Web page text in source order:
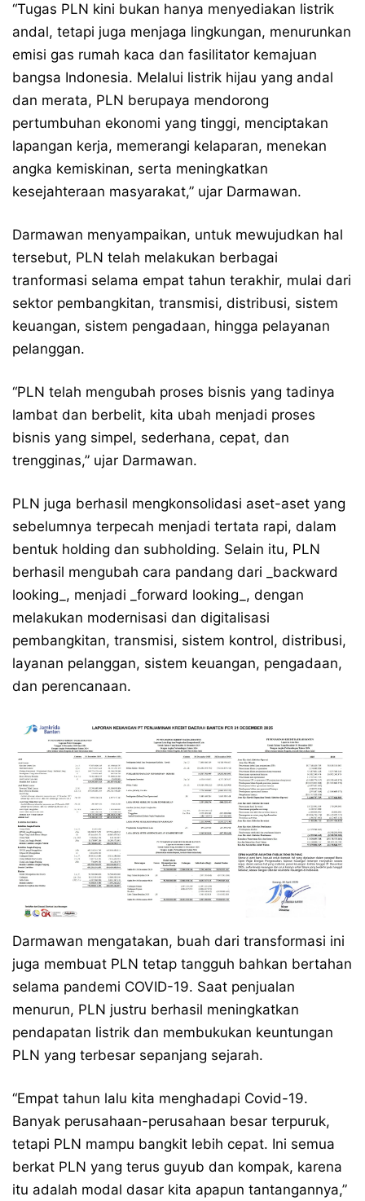
“Tugas PLN kini bukan hanya menyediakan listrik
andal, tetapi juga menjaga lingkungan, menurunkan
emisi gas rumah kaca dan fasilitator kemajuan
bangsa Indonesia. Melalui listrik hijau yang andal
dan merata, PLN berupaya mendorong
pertumbuhan ekonomi yang tinggi, menciptakan
lapangan kerja, memerangi kelaparan, menekan
angka kemiskinan, serta meningkatkan
kesejahteraan masyarakat,” ujar Darmawan.
Darmawan menyampaikan, untuk mewujudkan hal
tersebut, PLN telah melakukan berbagai
tranformasi selama empat tahun terakhir, mulai dari
sektor pembangkitan, transmisi, distribusi, sistem
keuangan, sistem pengadaan, hingga pelayanan
pelanggan.
“PLN telah mengubah proses bisnis yang tadinya
lambat dan berbelit, kita ubah menjadi proses
bisnis yang simpel, sederhana, cepat, dan
trengginas,” ujar Darmawan.
PLN juga berhasil mengkonsolidasi aset-aset yang
sebelumnya terpecah menjadi tertata rapi, dalam
bentuk holding dan subholding. Selain itu, PLN
berhasil mengubah cara pandang dari _backward
looking_, menjadi _forward looking_, dengan
melakukan modernisasi dan digitalisasi
pembangkitan, transmisi, sistem kontrol, distribusi,
layanan pelanggan, sistem keuangan, pengadaan,
dan perencanaan.
Darmawan mengatakan, buah dari transformasi ini
juga membuat PLN tetap tangguh bahkan bertahan
selama pandemi COVID-19. Saat penjualan
menurun, PLN justru berhasil meningkatkan
pendapatan listrik dan membukukan keuntungan
PLN yang terbesar sepanjang sejarah.
“Empat tahun lalu kita menghadapi Covid-19.
Banyak perusahaan-perusahaan besar terpuruk,
tetapi PLN mampu bangkit lebih cepat. Ini semua
berkat PLN yang terus guyub dan kompak, karena
itu adalah modal dasar kita apapun tantangannya,”